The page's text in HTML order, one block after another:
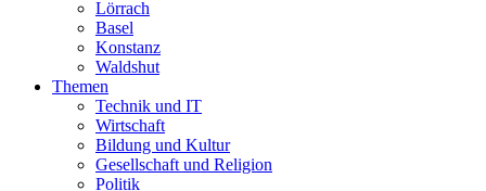
Lörrach
Basel
Konstanz
Waldshut
Themen
Technik und IT
Wirtschaft
Bildung und Kultur
Gesellschaft und Religion
Politik